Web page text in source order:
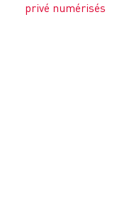
privé numérisés